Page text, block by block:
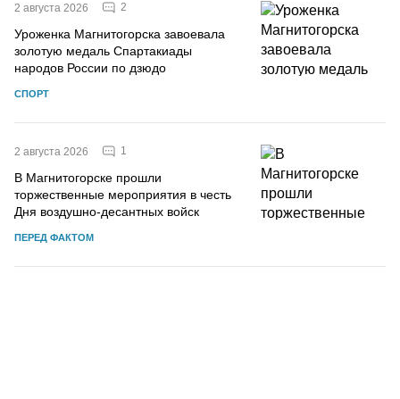
2 августа 2026 2
Уроженка Магнитогорска завоевала
золотую медаль Спартакиады
народов России по дзюдо
СПОРТ
2 августа 2026 1
В Магнитогорске прошли
торжественные мероприятия в честь
Дня воздушно-десантных войск
ПЕРЕД ФАКТОМ